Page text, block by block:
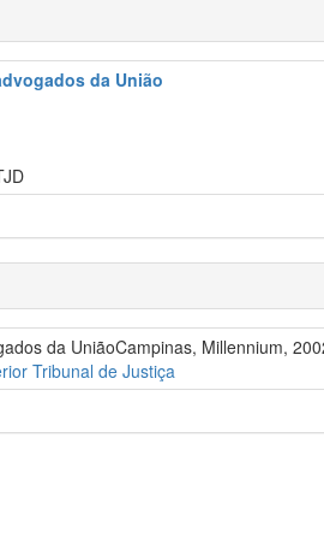
da União
da UniãoCampinas, Millennium,
Tribunal de Justiça